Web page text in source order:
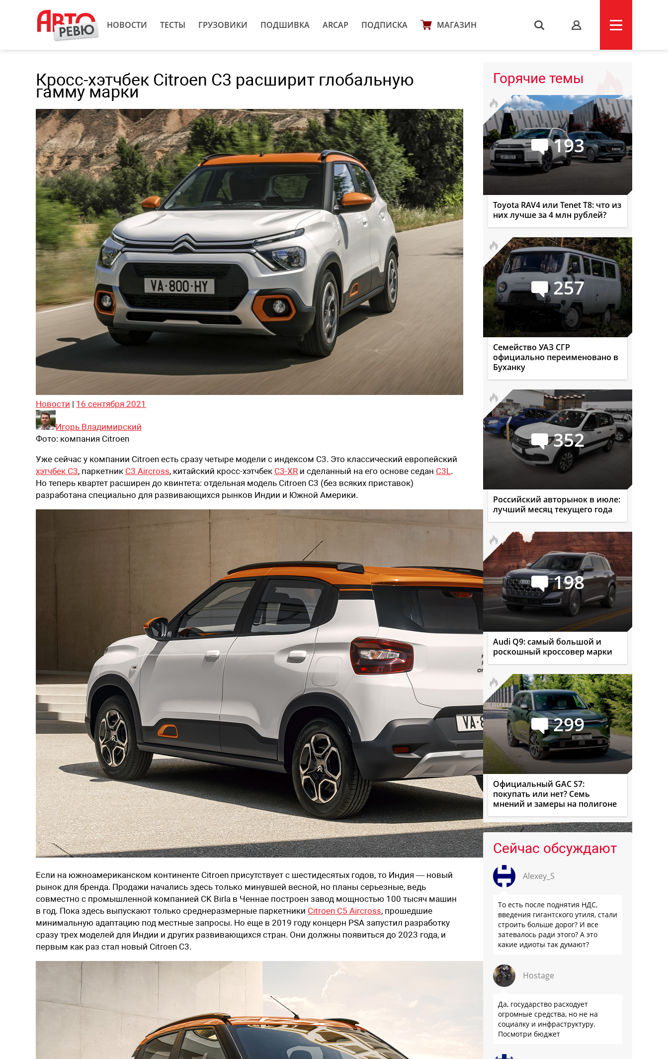
НОВОСТИ ТЕСТЫ ГРУЗОВИКИ ПОДШИВКА ARCAP ПОДПИСКА МАГАЗИН s
Кросс-хэтчбек Citroen C3 расширит глобальную
гамму марки
Новости | 16 сентября 2021
Игорь Владимирский
Фото: компания Citroen
Уже сейчас у компании Citroen есть сразу четыре модели с индексом C3. Это классический европейский
хэтчбек C3, паркетник C3 Aircross, китайский кросс-хэтчбек C3-XR и сделанный на его основе седан C3L .
Но теперь квартет расширен до квинтета: отдельная модель Citroen C3 (без всяких приставок)
разработана специально для развивающихся рынков Индии и Южной Америки.
Если на южноамериканском континенте Citroen присутствует с шестидесятых годов, то Индия — новый
рынок для бренда. Продажи начались здесь только минувшей весной, но планы серьезные, ведь
совместно с промышленной компанией CK Birla в Ченнае построен завод мощностью 100 тысяч машин
в год. Пока здесь выпускают только среднеразмерные паркетники Citroen C5 Aircross, прошедшие
минимальную адаптацию под местные запросы. Но еще в 2019 году концерн PSA запустил разработку
сразу трех моделей для Индии и других развивающихся стран. Они должны появиться до 2023 года, и
первым как раз стал новый Citroen C3.
Горячие темы
193
Toyota RAV4 или Tenet T8: что из
них лучше за 4 млн рублей?
257
Семейство УАЗ СГР
официально переименовано в
Буханку
352
Российский авторынок в июле:
лучший месяц текущего года
198
Audi Q9: самый большой и
роскошный кроссовер марки
299
Официальный GAC S7:
покупать или нет? Семь
мнений и замеры на полигоне
Сейчас обсуждают
Alexey_S
То есть после поднятия НДС,
введения гигантского утиля, стали
строить больше дорог? И все
затевалось ради этого? А это
какие идиоты так думают?
Hostage
Да, государство расходует
огромные средства, но не на
социалку и инфраструктуру.
Посмотри бюджет